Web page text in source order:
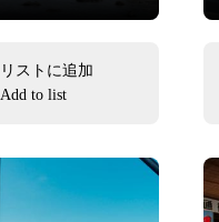
リストに追加
Add to list